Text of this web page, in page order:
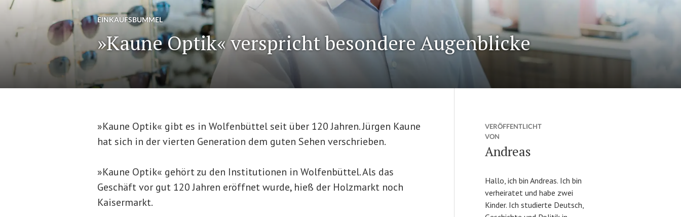
EINKAUFSBUMMEL
»Kaune Optik« verspricht besondere Augenblicke
»Kaune Optik« gibt es in Wolfenbüttel seit über 120 Jahren. Jürgen Kaune
hat sich in der vierten Generation dem guten Sehen verschrieben.
»Kaune Optik« gehört zu den Institutionen in Wolfenbüttel. Als das
Geschäft vor gut 120 Jahren eröffnet wurde, hieß der Holzmarkt noch
Kaisermarkt.
VERÖFFENTLICHT
VON
Andreas
Hallo, ich bin Andreas. Ich bin
verheiratet und habe zwei
Kinder. Ich studierte Deutsch,